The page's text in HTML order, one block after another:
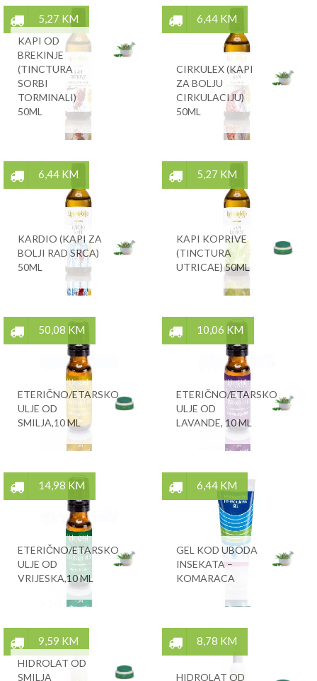
5,27 KM
KAPI OD
BREKINJE
(TINCTURA
SORBI
TORMINALI)
50ML
6,44 KM
CIRKULEX (KAPI
ZA BOLJU
CIRKULACIJU)
50ML
6,44 KM
KARDIO (KAPI ZA
BOLJI RAD SRCA)
50ML
5,27 KM
KAPI KOPRIVE
(TINCTURA
UTRICAE) 50ML
50,08 KM
ETERIČNO/ETARSKO
ULJE OD
SMILJA,10 ML
10,06 KM
ETERIČNO/ETARSKO
ULJE OD
LAVANDE, 10 ML
14,98 KM
ETERIČNO/ETARSKO
ULJE OD
VRIJESKA,10 ML
6,44 KM
GEL KOD UBODA
INSEKATA –
KOMARACA
9,59 KM
HIDROLAT OD
SMILJA
8,78 KM
HIDROLAT OD